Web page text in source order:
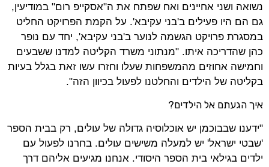
נשואה ושני אחיינים ואח שפתח את ה"אסקייפ רום" במודיעין,
גם הם היו פעילים ב'בני עקיבא'. על הקמת הפרויקט החליט
במסגרת פרויקט הגשמה לנוער ב'בני עקיבא', יחד עם נופר
כהן שהדריכה איתו. "מנתוני משרד הקליטה למדנו ששבעים
וחמישה אחוזים מהמשפחות שעלו וחזרו עשו זאת בגלל בעיות
בקליטה של הילדים והחלטנו לפעול בכיוון הזה".
איך הגעתם אל הילדים?
"ידענו שבבוכמן יש אוכלוסיה גדולה של עולים, רק בבית הספר
'שבטי ישראל' יש למעלה משישים עולים. בחרנו לפעול עם
ילדים בגילאי בית הספר היסודי. אנחנו מגיעים אליהם דרך